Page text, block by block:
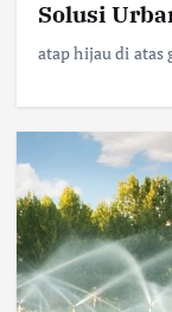
Solusi
atap hijau di atas